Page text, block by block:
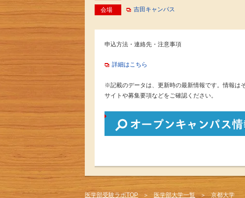
会場 吉田キャンパス
申込方法・連絡先・注意事項
詳細はこちら
※記載のデータは、更新時の最新情報です。情報は
サイトや募集要項などをご確認ください。
医学部受験ラボTOP 医学部大学一覧 京都大学